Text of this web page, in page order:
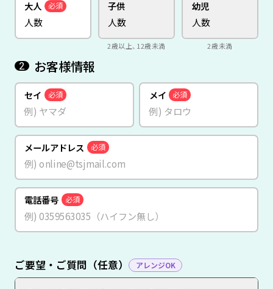
大人 必須 子供
2歳以上、12歳未満
幼児
2歳未満
2 お客様情報
セイ 必須 メイ 必須
メールアドレス 必須
電話番号 必須
ご要望・ご質問（任意） アレンジOK